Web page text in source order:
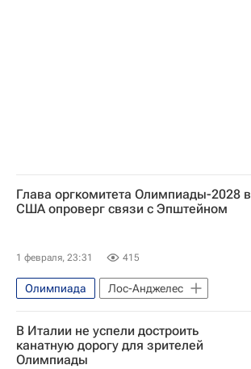
Глава оргкомитета Олимпиады-2028 в
США опроверг связи с Эпштейном
1 февраля, 23:31 415
Олимпиада
Лос-Анджелес
Джеффри Эпштейн
Адам Сэндлер
Фонд Клинтона
Летние Олимпийские игры 2028
В Италии не успели достроить
канатную дорогу для зрителей
Олимпиады